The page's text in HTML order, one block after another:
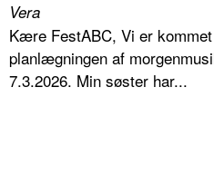
Vera
Kære FestABC, Vi er
planlægningen af
7.3.2026. Min søster har...